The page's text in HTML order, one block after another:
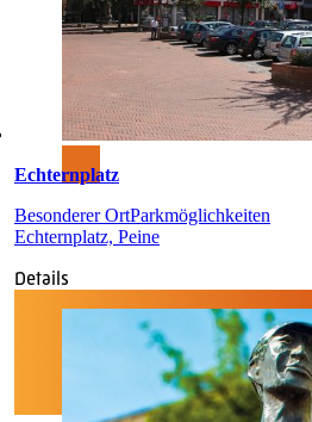
Echternplatz
Besonderer OrtParkmöglichkeiten
Echternplatz, Peine
Details